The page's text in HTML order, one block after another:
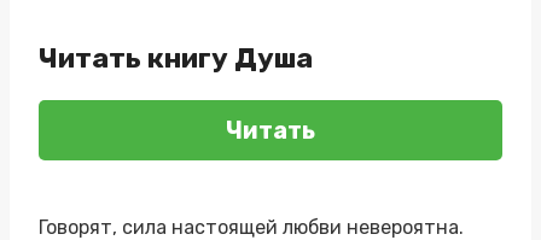
Читать книгу Душа
Читать
Говорят, сила настоящей любви невероятна.